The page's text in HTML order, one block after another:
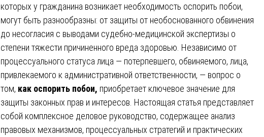
которых у гражданина возникает необходимость оспорить побои,
могут быть разнообразны: от защиты от необоснованного обвинения
до несогласия с выводами судебно-медицинской экспертизы о
степени тяжести причиненного вреда здоровью. Независимо от
процессуального статуса лица — потерпевшего, обвиняемого, лица,
привлекаемого к административной ответственности, — вопрос о
том, как оспорить побои, приобретает ключевое значение для
защиты законных прав и интересов. Настоящая статья представляет
собой комплексное деловое руководство, содержащее анализ
правовых механизмов, процессуальных стратегий и практических